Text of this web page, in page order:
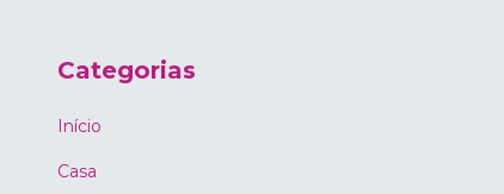
Categorias
Início
Casa